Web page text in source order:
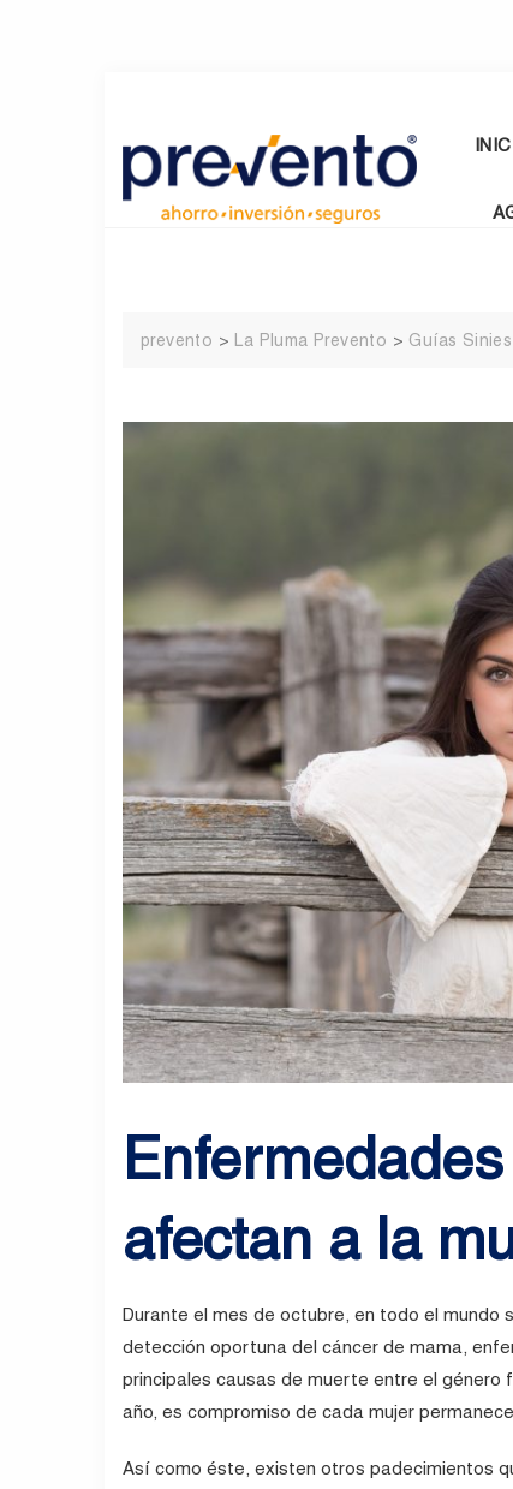
content
prevento > La Pluma Prevento > Guías
afectan a la
Durante el mes de octubre, en todo el mundo
detección oportuna del cáncer de mama,
principales causas de muerte entre el género
año, es compromiso de cada mujer
Así como éste, existen otros padecimientos